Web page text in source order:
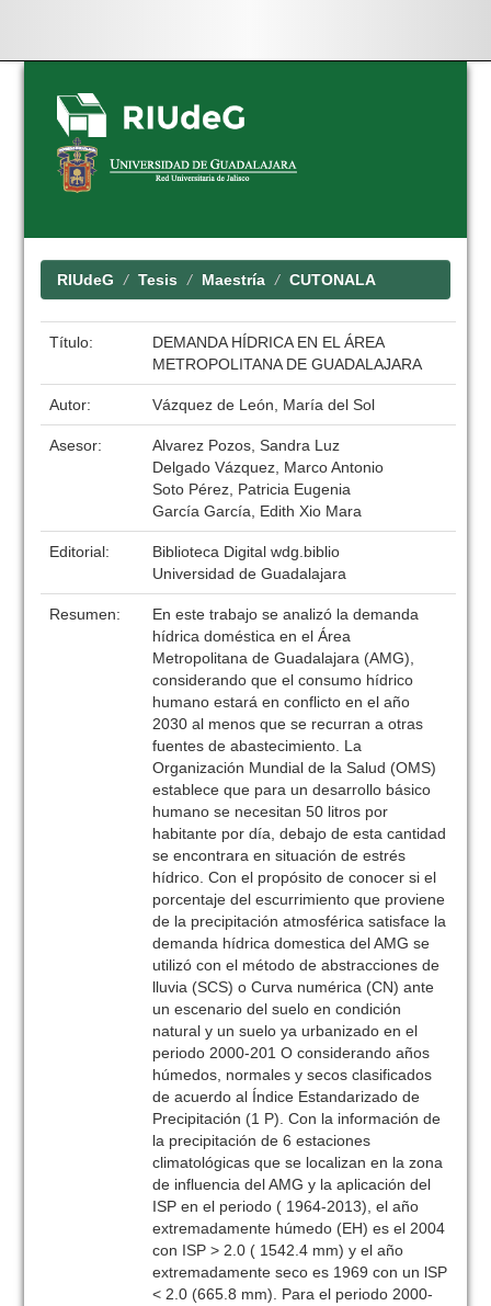
Skip
navigation
RIUdeG Tesis Maestría CUTONALA
Título:
DEMANDA HÍDRICA EN EL ÁREA
METROPOLITANA DE GUADALAJARA
Autor: Vázquez de León, María del Sol
Asesor:
Alvarez Pozos, Sandra Luz
Delgado Vázquez, Marco Antonio
Soto Pérez, Patricia Eugenia
García García, Edith Xio Mara
Editorial:
Biblioteca Digital wdg.biblio
Universidad de Guadalajara
Resumen:
En este trabajo se analizó la demanda
hídrica doméstica en el Área
Metropolitana de Guadalajara (AMG),
considerando que el consumo hídrico
humano estará en conflicto en el año
2030 al menos que se recurran a otras
fuentes de abastecimiento. La
Organización Mundial de la Salud (OMS)
establece que para un desarrollo básico
humano se necesitan 50 litros por
habitante por día, debajo de esta cantidad
se encontrara en situación de estrés
hídrico. Con el propósito de conocer si el
porcentaje del escurrimiento que proviene
de la precipitación atmosférica satisface la
demanda hídrica domestica del AMG se
utilizó con el método de abstracciones de
lluvia (SCS) o Curva numérica (CN) ante
un escenario del suelo en condición
natural y un suelo ya urbanizado en el
periodo 2000-201 O considerando años
húmedos, normales y secos clasificados
de acuerdo al Índice Estandarizado de
Precipitación (1 P). Con la información de
la precipitación de 6 estaciones
climatológicas que se localizan en la zona
de influencia del AMG y la aplicación del
ISP en el periodo ( 1964-2013), el año
extremadamente húmedo (EH) es el 2004
con ISP > 2.0 ( 1542.4 mm) y el año
extremadamente seco es 1969 con un lSP
< 2.0 (665.8 mm). Para el periodo 2000-